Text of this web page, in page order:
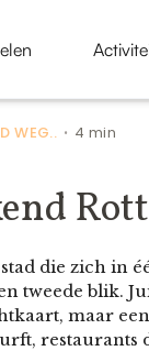
WEG.. • 4 min
die zich in
tweede blik.
maar
restaurants